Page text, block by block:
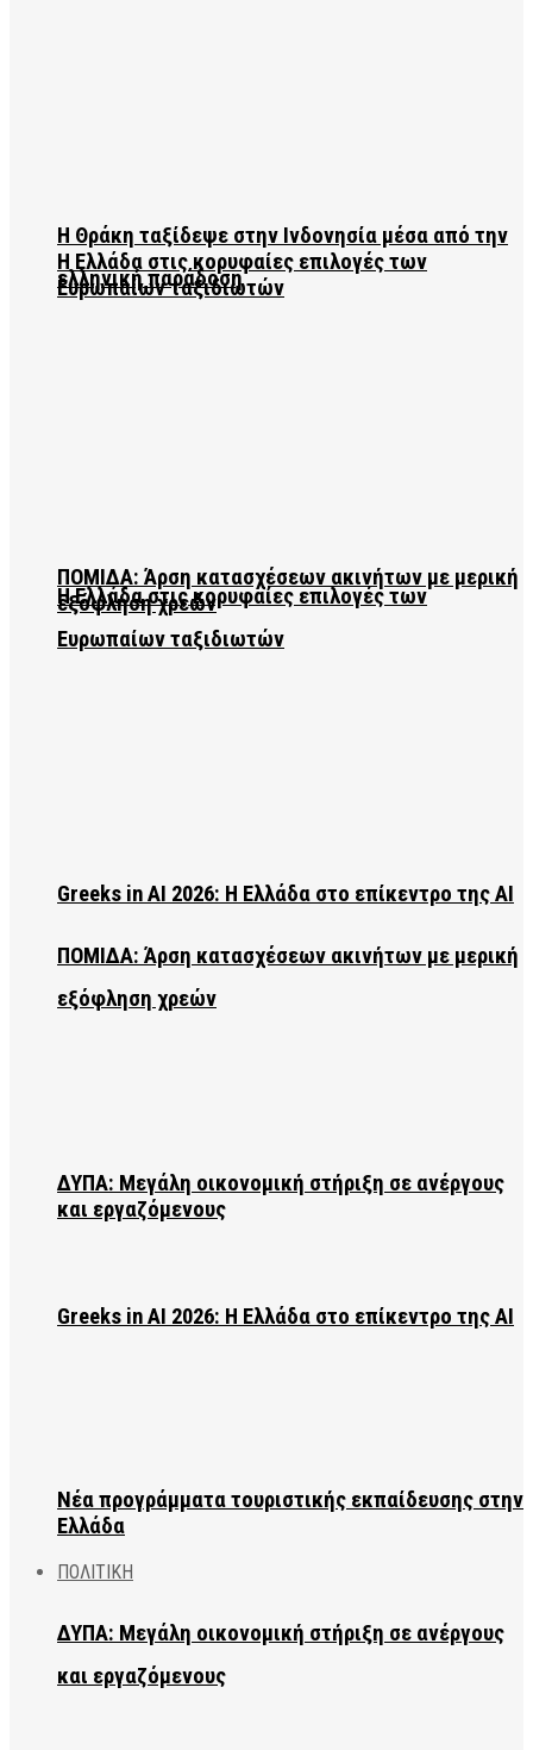
Η Θράκη ταξίδεψε στην Ινδονησία μέσα από την
ελληνική παράδοση
Η Ελλάδα στις κορυφαίες επιλογές των
Ευρωπαίων ταξιδιωτών
ΠΟΜΙΔΑ: Άρση κατασχέσεων ακινήτων με μερική
εξόφληση χρεών
Greeks in AI 2026: Η Ελλάδα στο επίκεντρο της AI
ΔΥΠΑ: Μεγάλη οικονομική στήριξη σε ανέργους
και εργαζόμενους
Η Ελλάδα στις κορυφαίες επιλογές των
Ευρωπαίων ταξιδιωτών
ΠΟΜΙΔΑ: Άρση κατασχέσεων ακινήτων με μερική
εξόφληση χρεών
Greeks in AI 2026: Η Ελλάδα στο επίκεντρο της AI
ΔΥΠΑ: Μεγάλη οικονομική στήριξη σε ανέργους
και εργαζόμενους
Νέα προγράμματα τουριστικής εκπαίδευσης στην
Ελλάδα
ΠΟΛΙΤΙΚΗ